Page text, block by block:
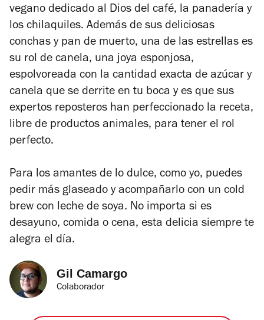
vegano dedicado al Dios del café, la panadería y
los chilaquiles. Además de sus deliciosas
conchas y pan de muerto, una de las estrellas es
su rol de canela, una joya esponjosa,
espolvoreada con la cantidad exacta de azúcar y
canela que se derrite en tu boca y es que sus
expertos reposteros han perfeccionado la receta,
libre de productos animales, para tener el rol
perfecto.
Para los amantes de lo dulce, como yo, puedes
pedir más glaseado y acompañarlo con un cold
brew con leche de soya. No importa si es
desayuno, comida o cena, esta delicia siempre te
alegra el día.
Gil Camargo
Colaborador